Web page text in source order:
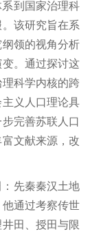
到国家治理科
该研究旨在系
领的视角分析
。通过探讨这
科学内核的跨
义人口理论具
完善苏联人口
文献来源，改
先秦秦汉土地
通过考察传世
田、授田与限